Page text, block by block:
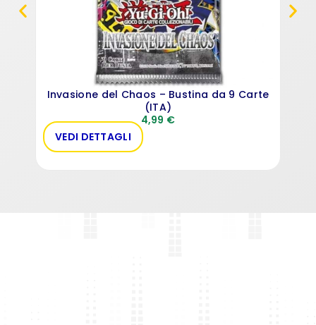
Invasione del Chaos – Bustina da 9 Carte
(ITA)
4,99 €
VEDI DETTAGLI